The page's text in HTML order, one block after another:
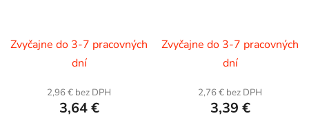
Zvyčajne do 3-7 pracovných
dní
2,96 € bez DPH
3,64 €
Zvyčajne do 3-7 pracovných
dní
2,76 € bez DPH
3,39 €